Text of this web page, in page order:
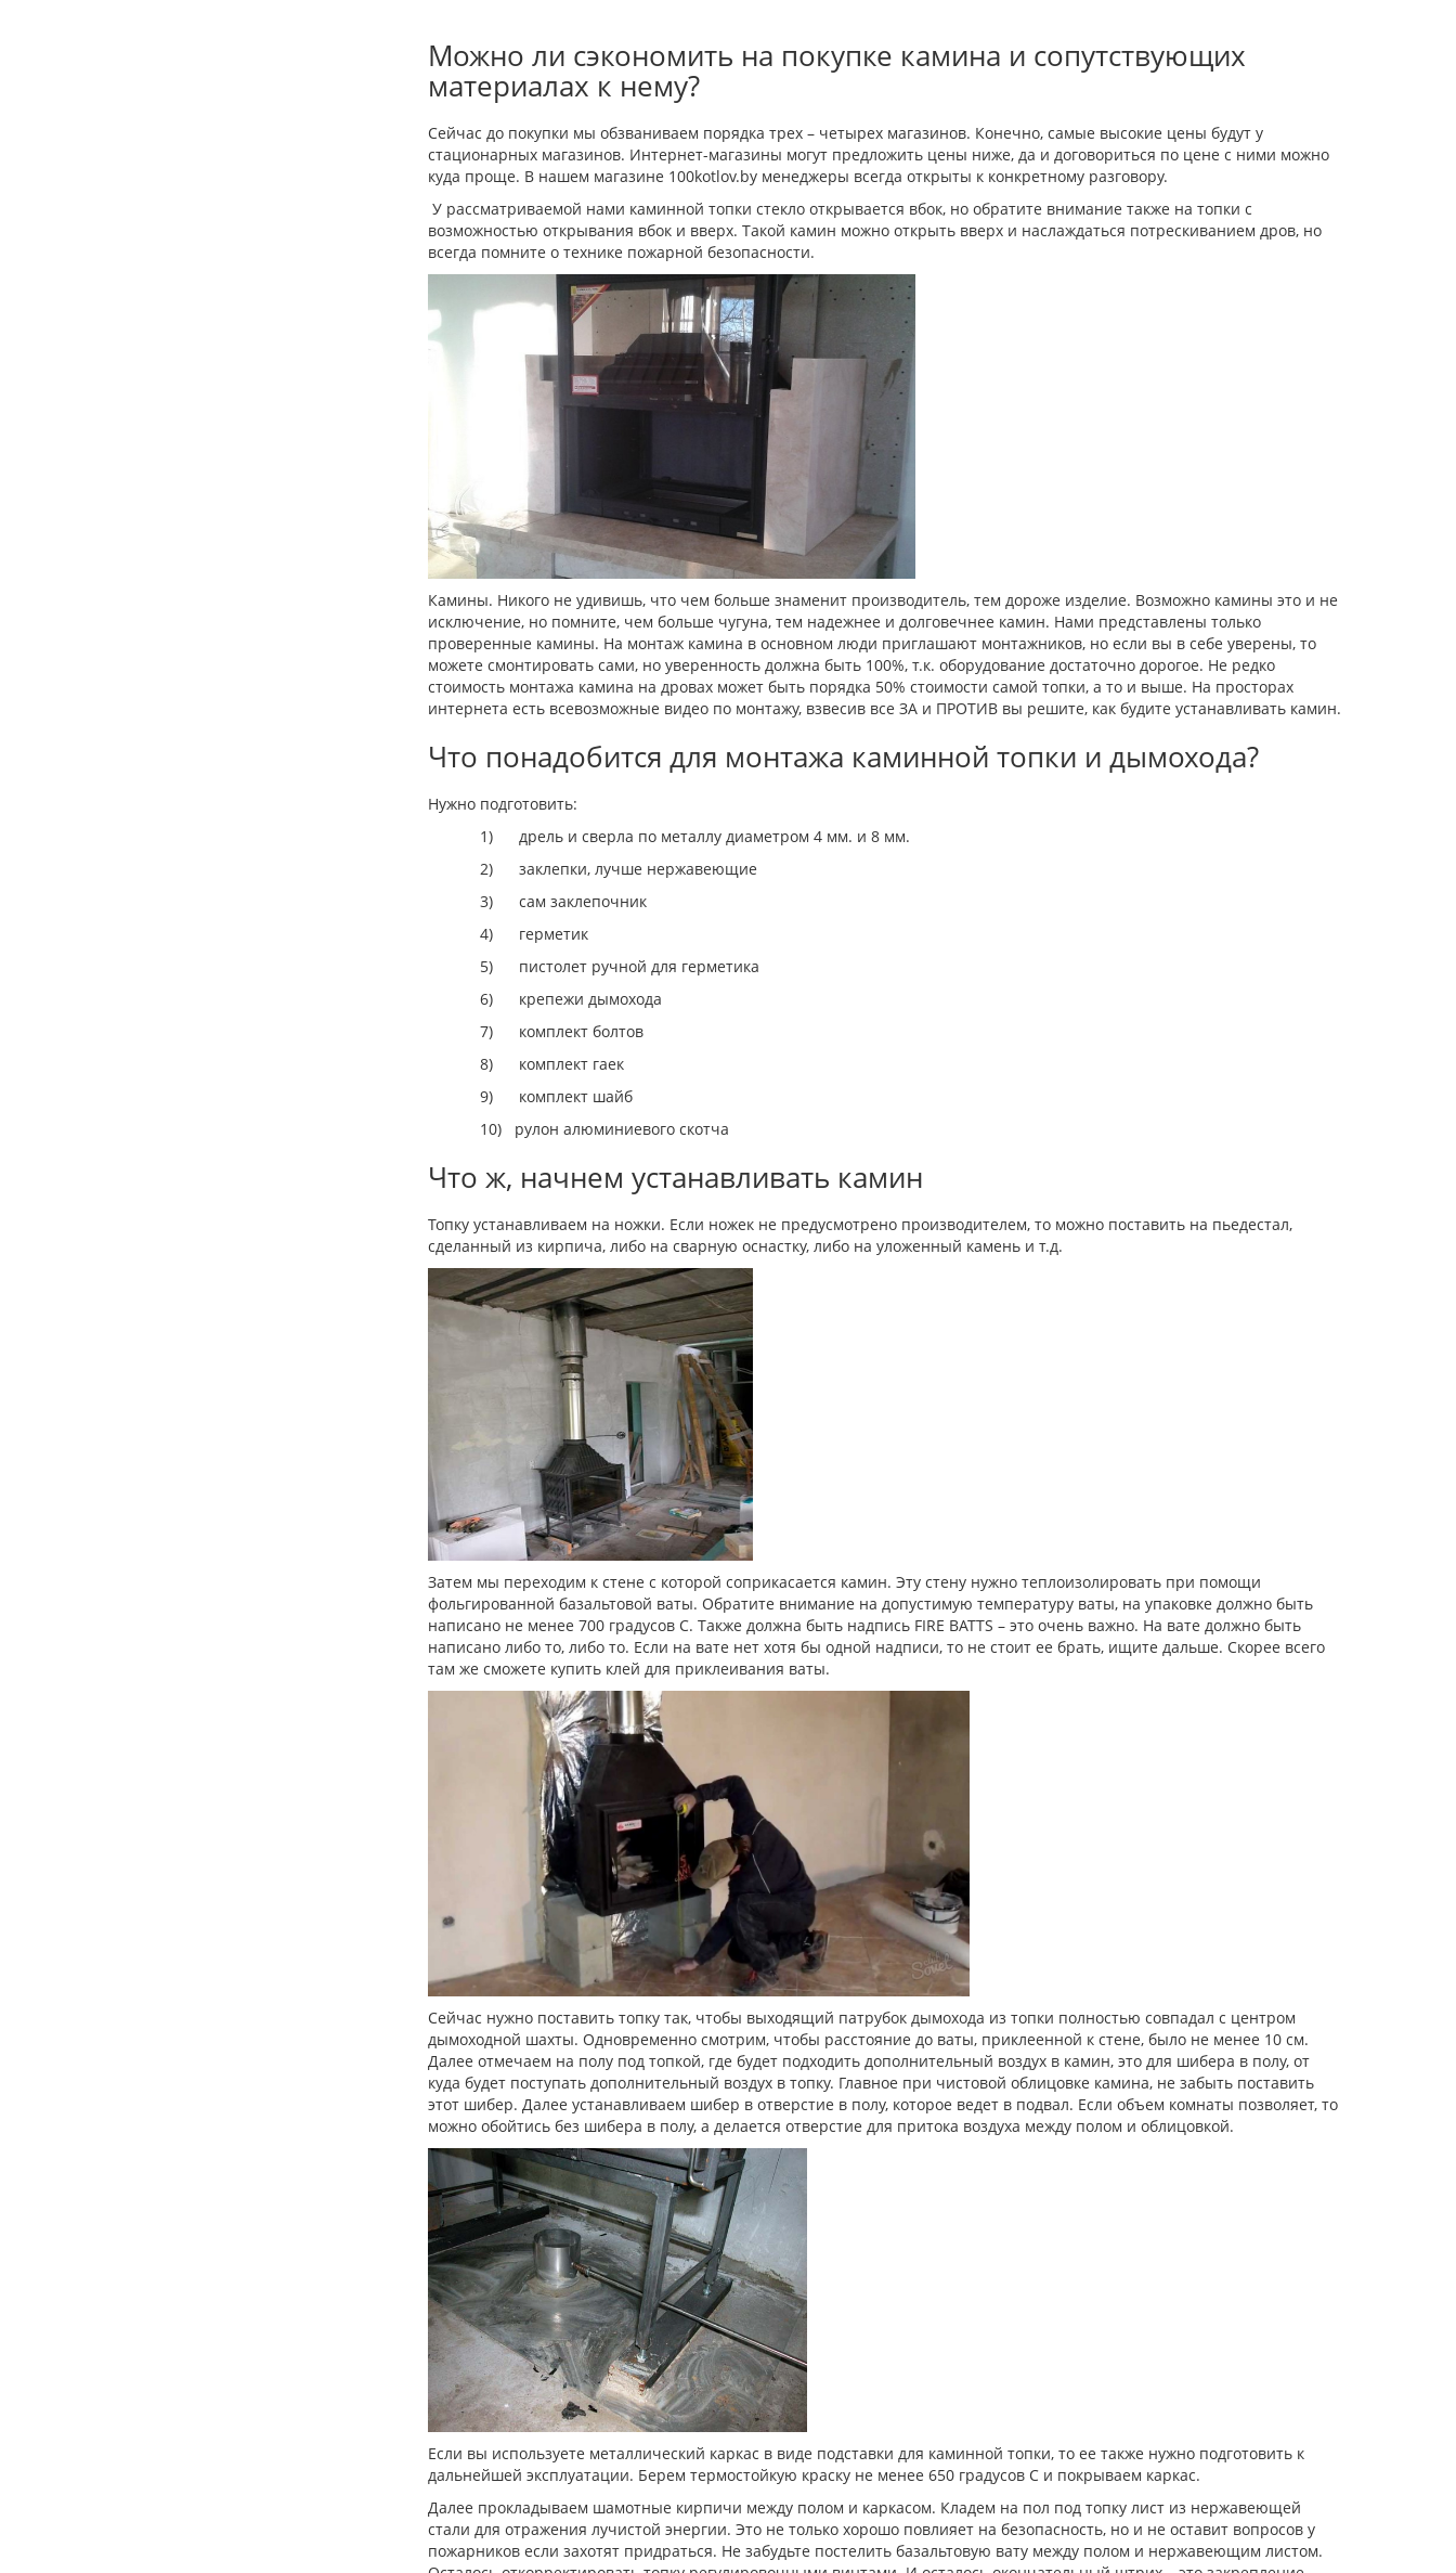
Можно ли сэкономить на покупке камина и сопутствующих
материалах к нему?
Сейчас до покупки мы обзваниваем порядка трех – четырех магазинов. Конечно, самые высокие цены будут у
стационарных магазинов. Интернет-магазины могут предложить цены ниже, да и договориться по цене с ними можно
куда проще. В нашем магазине 100kotlov.by менеджеры всегда открыты к конкретному разговору.
У рассматриваемой нами каминной топки стекло открывается вбок, но обратите внимание также на топки с
возможностью открывания вбок и вверх. Такой камин можно открыть вверх и наслаждаться потрескиванием дров, но
всегда помните о технике пожарной безопасности.
Камины. Никого не удивишь, что чем больше знаменит производитель, тем дороже изделие. Возможно камины это и не
исключение, но помните, чем больше чугуна, тем надежнее и долговечнее камин. Нами представлены только
проверенные камины. На монтаж камина в основном люди приглашают монтажников, но если вы в себе уверены, то
можете смонтировать сами, но уверенность должна быть 100%, т.к. оборудование достаточно дорогое. Не редко
стоимость монтажа камина на дровах может быть порядка 50% стоимости самой топки, а то и выше. На просторах
интернета есть всевозможные видео по монтажу, взвесив все ЗА и ПРОТИВ вы решите, как будите устанавливать камин.
Что понадобится для монтажа каминной топки и дымохода?
Нужно подготовить:
1) дрель и сверла по металлу диаметром 4 мм. и 8 мм.
2) заклепки, лучше нержавеющие
3) сам заклепочник
4) герметик
5) пистолет ручной для герметика
6) крепежи дымохода
7) комплект болтов
8) комплект гаек
9) комплект шайб
10) рулон алюминиевого скотча
Что ж, начнем устанавливать камин
Топку устанавливаем на ножки. Если ножек не предусмотрено производителем, то можно поставить на пьедестал,
сделанный из кирпича, либо на сварную оснастку, либо на уложенный камень и т.д.
Затем мы переходим к стене с которой соприкасается камин. Эту стену нужно теплоизолировать при помощи
фольгированной базальтовой ваты. Обратите внимание на допустимую температуру ваты, на упаковке должно быть
написано не менее 700 градусов С. Также должна быть надпись FIRE BATTS – это очень важно. На вате должно быть
написано либо то, либо то. Если на вате нет хотя бы одной надписи, то не стоит ее брать, ищите дальше. Скорее всего
там же сможете купить клей для приклеивания ваты.
Сейчас нужно поставить топку так, чтобы выходящий патрубок дымохода из топки полностью совпадал с центром
дымоходной шахты. Одновременно смотрим, чтобы расстояние до ваты, приклеенной к стене, было не менее 10 см.
Далее отмечаем на полу под топкой, где будет подходить дополнительный воздух в камин, это для шибера в полу, от
куда будет поступать дополнительный воздух в топку. Главное при чистовой облицовке камина, не забыть поставить
этот шибер. Далее устанавливаем шибер в отверстие в полу, которое ведет в подвал. Если объем комнаты позволяет, то
можно обойтись без шибера в полу, а делается отверстие для притока воздуха между полом и облицовкой.
Если вы используете металлический каркас в виде подставки для каминной топки, то ее также нужно подготовить к
дальнейшей эксплуатации. Берем термостойкую краску не менее 650 градусов С и покрываем каркас.
Далее прокладываем шамотные кирпичи между полом и каркасом. Кладем на пол под топку лист из нержавеющей
стали для отражения лучистой энергии. Это не только хорошо повлияет на безопасность, но и не оставит вопросов у
пожарников если захотят придраться. Не забудьте постелить базальтовую вату между полом и нержавеющим листом.